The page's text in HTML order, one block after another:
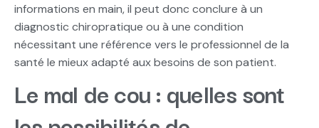
informations en main, il peut donc conclure à un
diagnostic chiropratique ou à une condition
nécessitant une référence vers le professionnel de la
santé le mieux adapté aux besoins de son patient.
Le mal de cou : quelles sont